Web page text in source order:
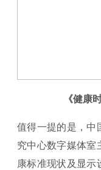
《健康
值得一提的是，中
究中心数字媒体室
康标准现状及显示